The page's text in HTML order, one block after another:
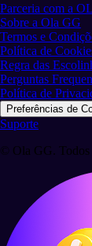
Parceria com a
Sobre a Ola GG
Termos e
Política de
Regra das
Perguntas
Política de
Preferências de
Suporte
© Ola GG. Todos